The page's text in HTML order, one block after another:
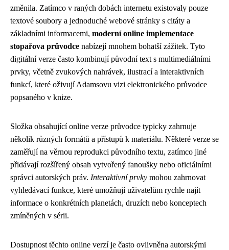
změnila. Zatímco v raných dobách internetu existovaly pouze
textové soubory a jednoduché webové stránky s citáty a
základními informacemi, moderní online implementace
stopařova průvodce nabízejí mnohem bohatší zážitek. Tyto
digitální verze často kombinují původní text s multimediálními
prvky, včetně zvukových nahrávek, ilustrací a interaktivních
funkcí, které oživují Adamsovu vizi elektronického průvodce
popsaného v knize.
Složka obsahující online verze průvodce typicky zahrnuje
několik různých formátů a přístupů k materiálu. Některé verze se
zaměřují na věrnou reprodukci původního textu, zatímco jiné
přidávají rozšířený obsah vytvořený fanoušky nebo oficiálními
správci autorských práv. Interaktivní prvky mohou zahrnovat
vyhledávací funkce, které umožňují uživatelům rychle najít
informace o konkrétních planetách, druzích nebo konceptech
zmíněných v sérii.
Dostupnost těchto online verzí je často ovlivněna autorskými